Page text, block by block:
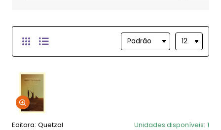
Editora: Quetzal Unidades disponíveis: 1